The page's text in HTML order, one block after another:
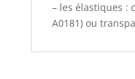
– les élastiques :
A0181) ou